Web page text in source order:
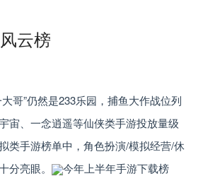
云榜
大哥”仍然是233乐园，捕鱼大作战位列
宙、一念逍遥等仙侠类手游投放量级
类手游榜单中，角色扮演/模拟经营/休
分亮眼。
今年上半年手游下载榜